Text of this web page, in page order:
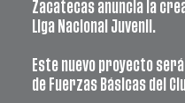
Zacatecas anuncia la
Liga Nacional Juvenil.
Este nuevo proyecto
de Fuerzas Básicas del